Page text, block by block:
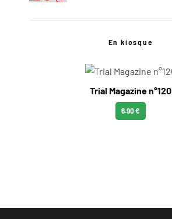
En kiosque
Trial Magazine n°120
6.90 €